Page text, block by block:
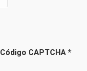
Código CAPTCHA *